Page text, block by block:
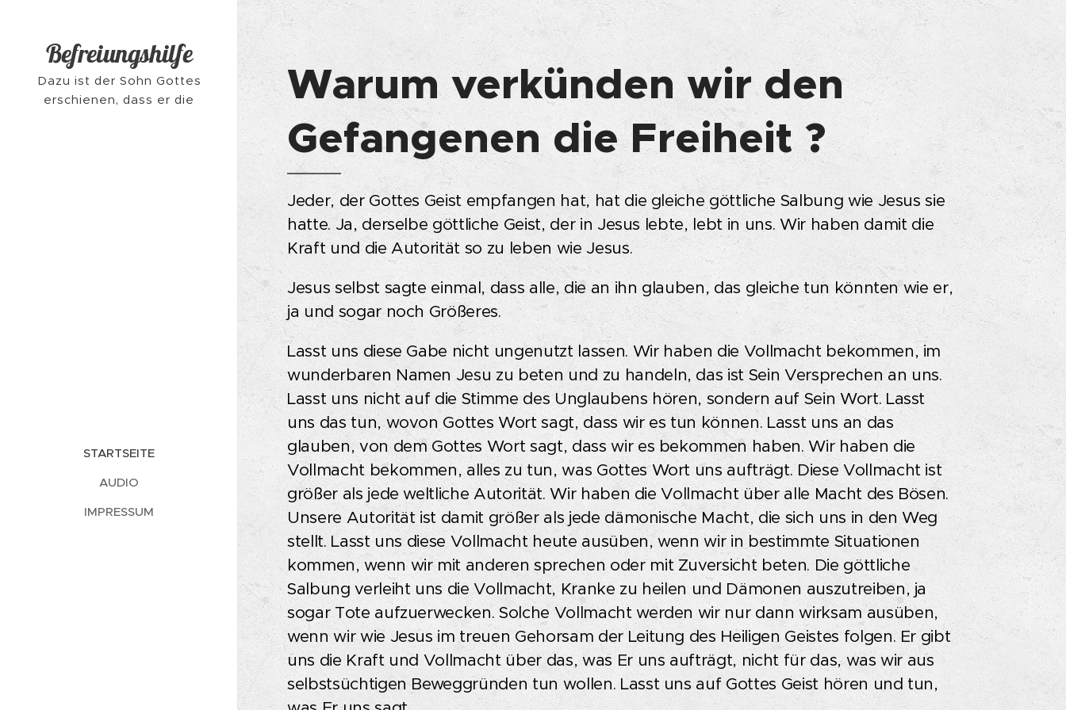
Befreiungshilfe
Dazu ist der Sohn Gottes
erschienen, dass er die
STARTSEITE
AUDIO
IMPRESSUM
Warum verkünden wir den
Gefangenen die Freiheit ?
Jeder, der Gottes Geist empfangen hat, hat die gleiche göttliche Salbung wie Jesus sie
hatte. Ja, derselbe göttliche Geist, der in Jesus lebte, lebt in uns. Wir haben damit die
Kraft und die Autorität so zu leben wie Jesus.
Jesus selbst sagte einmal, dass alle, die an ihn glauben, das gleiche tun könnten wie er,
ja und sogar noch Größeres.
Lasst uns diese Gabe nicht ungenutzt lassen. Wir haben die Vollmacht bekommen, im
wunderbaren Namen Jesu zu beten und zu handeln, das ist Sein Versprechen an uns.
Lasst uns nicht auf die Stimme des Unglaubens hören, sondern auf Sein Wort. Lasst
uns das tun, wovon Gottes Wort sagt, dass wir es tun können. Lasst uns an das
glauben, von dem Gottes Wort sagt, dass wir es bekommen haben. Wir haben die
Vollmacht bekommen, alles zu tun, was Gottes Wort uns aufträgt. Diese Vollmacht ist
größer als jede weltliche Autorität. Wir haben die Vollmacht über alle Macht des Bösen.
Unsere Autorität ist damit größer als jede dämonische Macht, die sich uns in den Weg
stellt. Lasst uns diese Vollmacht heute ausüben, wenn wir in bestimmte Situationen
kommen, wenn wir mit anderen sprechen oder mit Zuversicht beten. Die göttliche
Salbung verleiht uns die Vollmacht, Kranke zu heilen und Dämonen auszutreiben, ja
sogar Tote aufzuerwecken. Solche Vollmacht werden wir nur dann wirksam ausüben,
wenn wir wie Jesus im treuen Gehorsam der Leitung des Heiligen Geistes folgen. Er gibt
uns die Kraft und Vollmacht über das, was Er uns aufträgt, nicht für das, was wir aus
selbstsüchtigen Beweggründen tun wollen. Lasst uns auf Gottes Geist hören und tun,